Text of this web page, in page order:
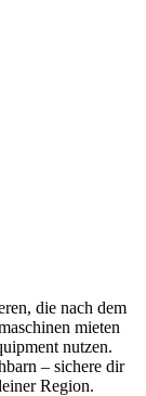
die nach dem
mieten
nutzen.
– sichere dir
Region.